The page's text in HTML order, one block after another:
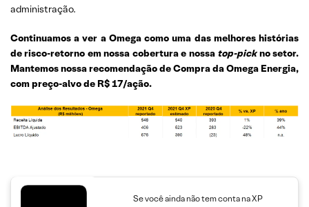
administração.
Continuamos a ver a Omega como uma das melhores histórias
de risco-retorno em nossa cobertura e nossa top-pickno setor.
Mantemos nossa recomendação de Compra da Omega Energia,
com preço-alvo de R$ 17/ação.
Se você ainda não tem conta na XP